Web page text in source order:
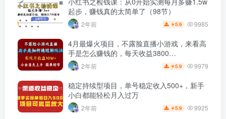
起步，赚钱真的太简单了（98节）
2年前 ￥5.9 9985
4月最爆火项目，不露脸直播小游戏，来看高
手是怎么赚钱的，每天收益3800…
2年前 ￥5.9 9979
稳定持续型项目，单号稳定收入500+，新手
小白都能轻松月入过万
2年前 ￥5.9 9925